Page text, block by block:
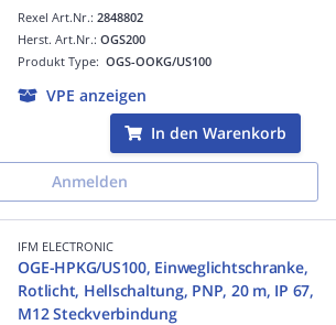
Rexel Art.Nr.:2848802
Produkt Type:OGS-OOKG/US100
Herst. Art.Nr.:OGS200
VPE anzeigen
In den Warenkorb
Anmelden
IFM ELECTRONIC
OGE-HPKG/US100, Einweglichtschranke,
Rotlicht, Hellschaltung, PNP, 20 m, IP 67,
M12 Steckverbindung